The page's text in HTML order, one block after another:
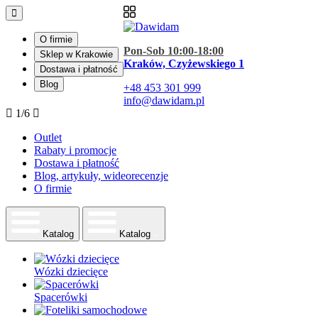
O firmie
Sklep w Krakowie
Dostawa i płatność
Blog
Pon-Sob 10:00-18:00
Kraków, Czyżewskiego 1
+48 453 301 999
info@dawidam.pl
1/6
Outlet
Rabaty i promocje
Dostawa i płatność
Blog, artykuły, wideorecenzje
O firmie
Katalog Katalog
Wózki dziecięce
Spacerówki